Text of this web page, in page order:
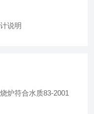
说明
炉符合水质83-2001